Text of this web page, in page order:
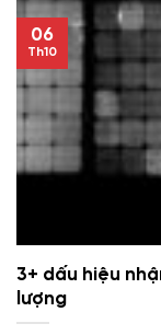
3+ dấu hiệu
lượng
06
Th10